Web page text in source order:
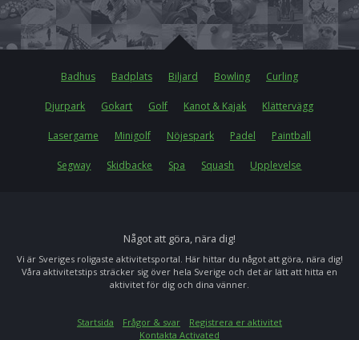
Badhus Badplats Biljard Bowling Curling
Djurpark Gokart Golf Kanot & Kajak Klättervägg
Lasergame Minigolf Nöjespark Padel Paintball
Segway Skidbacke Spa Squash Upplevelse
Något att göra, nära dig!
Vi är Sveriges roligaste aktivitetsportal. Här hittar du något att göra, nära dig!
Våra aktivitetstips sträcker sig över hela Sverige och det är lätt att hitta en
aktivitet för dig och dina vänner.
Startsida Frågor & svar
Registrera er aktivitet
Kontakta Activated